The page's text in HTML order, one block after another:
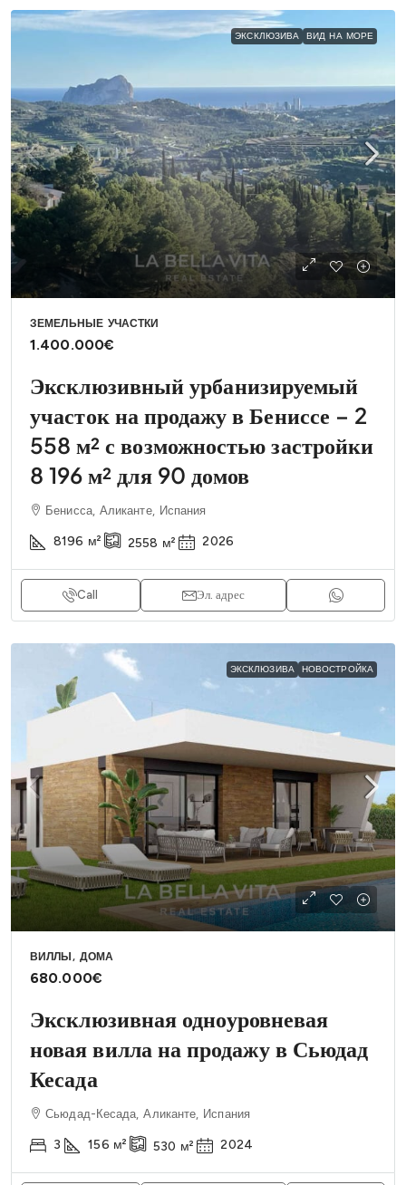
ЭКСКЛЮЗИВА ВИД НА МОРЕ
ЗЕМЕЛЬНЫЕ УЧАСТКИ
1.400.000€
Эксклюзивный урбанизируемый
участок на продажу в Бениссе – 2
558 м² с возможностью застройки
8 196 м² для 90 домов
Бенисса, Аликанте, Испания
8196 м² 2558 м² 2026
Call Эл. адрес
ЭКСКЛЮЗИВА НОВОСТРОЙКА
ВИЛЛЫ, ДОМА
680.000€
Эксклюзивная одноуровневая
новая вилла на продажу в Сьюдад
Кесада
Сьюдад-Кесада, Аликанте, Испания
3 156 м² 530 м² 2024